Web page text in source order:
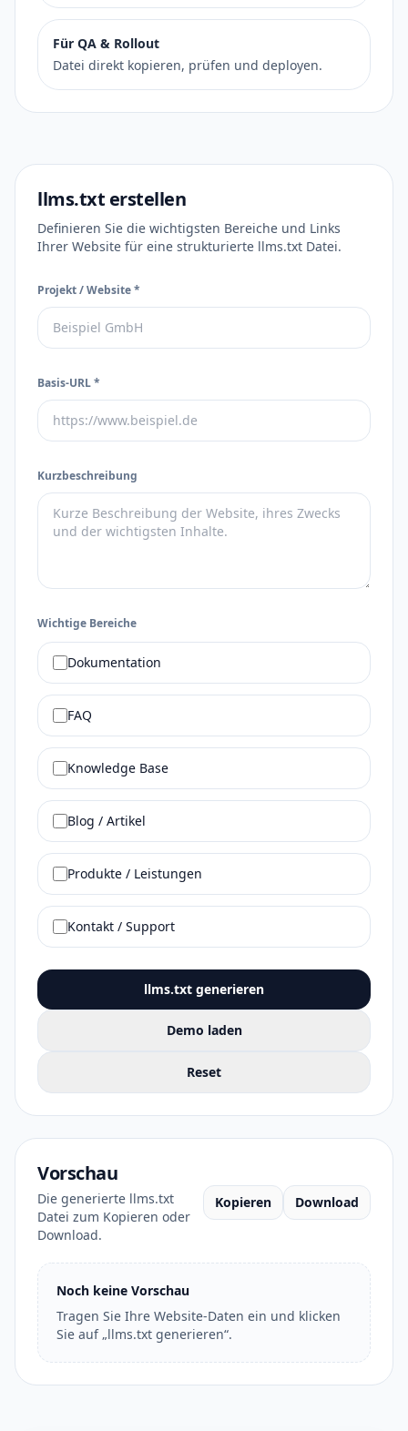
Für QA & Rollout
Datei direkt kopieren, prüfen und deployen.
llms.txt erstellen
Definieren Sie die wichtigsten Bereiche und Links
Ihrer Website für eine strukturierte llms.txt Datei.
Projekt / Website *
Basis-URL *
Kurzbeschreibung
Wichtige Bereiche
Dokumentation
FAQ
Knowledge Base
Blog / Artikel
Produkte / Leistungen
Kontakt / Support
llms.txt generieren
Demo laden
Reset
Vorschau
Die generierte llms.txt
Datei zum Kopieren oder
Download.
Kopieren Download
Noch keine Vorschau
Tragen Sie Ihre Website-Daten ein und klicken
Sie auf „llms.txt generieren“.